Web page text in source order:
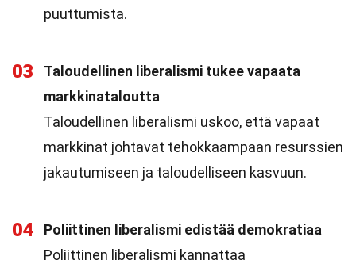
puuttumista.
03
Taloudellinen liberalismi tukee vapaata
markkinataloutta
Taloudellinen liberalismi uskoo, että vapaat
markkinat johtavat tehokkaampaan resurssien
jakautumiseen ja taloudelliseen kasvuun.
04
Poliittinen liberalismi edistää demokratiaa
Poliittinen liberalismi kannattaa